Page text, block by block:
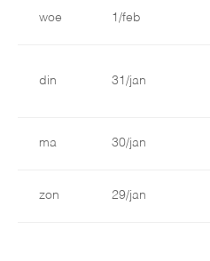
woe 1/feb
din 31/jan
ma 30/jan
zon 29/jan